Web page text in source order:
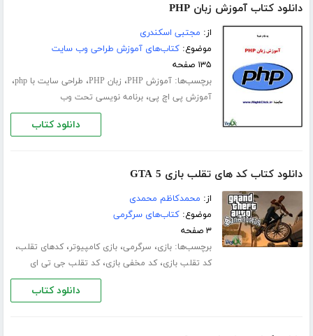
دانلود کتاب آموزش زبان PHP
از: مجتبی اسکندری
موضوع:کتاب‌های آموزش طراحی وب سایت
۱۳۵ صفحه
برچسب‌ها:آموزش PHP ، زبان PHP ، طراحی سایت با php ،
آموزش پی اچ پی،برنامه نویسی تحت وب
دانلود کتاب
دانلود کتاب کد های تقلب بازی GTA 5
از: محمدکاظم محمدی
موضوع:کتاب‌های سرگرمی
۳ صفحه
برچسب‌ها:بازی، سرگرمی،بازی کامپیوتر،کدهای تقلب،
کد تقلب بازی،کد مخفی بازی،کد تقلب جی تی ای
دانلود کتاب